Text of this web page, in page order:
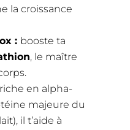
la croissance
: booste ta
, le maître
en alpha-
majeure du
, il t’aide à